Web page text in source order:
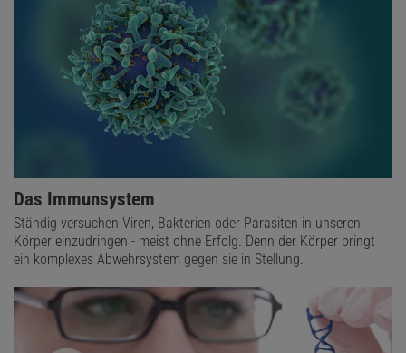
Das Immunsystem
Ständig versuchen Viren, Bakterien oder Parasiten in unseren
Körper einzudringen - meist ohne Erfolg. Denn der Körper bringt
ein komplexes Abwehrsystem gegen sie in Stellung.